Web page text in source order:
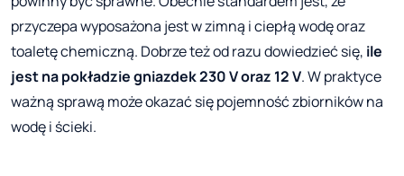
przyczepa wyposażona jest w zimną i ciepłą wodę oraz
toaletę chemiczną. Dobrze też od razu dowiedzieć się, ile
jest na pokładzie gniazdek 230 V oraz 12 V. W praktyce
ważną sprawą może okazać się pojemność zbiorników na
wodę i ścieki.